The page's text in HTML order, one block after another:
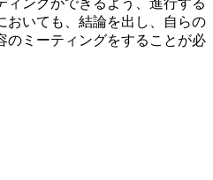
ィングができるよう、進行する
おいても、結論を出し、自らの
のミーティングをすることが必